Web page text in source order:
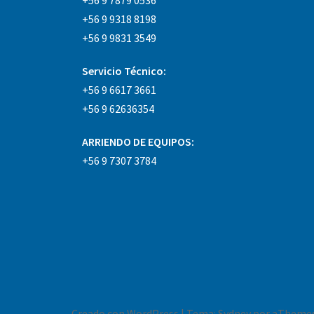
+56 9 9318 8198
+56 9 9831 3549
Servicio Técnico:
+56 9 6617 3661
+56 9 62636354
ARRIENDO DE EQUIPOS:
+56 9 7307 3784